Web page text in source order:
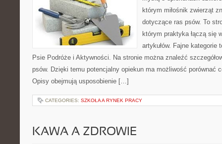
którym miłośnik zwierząt
dotyczące ras psów. To
którym praktyka łączą się
artykułów. Fajne kategorie
Psie Podróże i Aktywności. Na stronie można znaleźć
psów. Dzięki temu potencjalny opiekun ma możliwość porównać
Opisy obejmują usposobienie […]
CATEGORIES: SZKOŁA A RYNEK PRACY
KAWA A ZDROWIE